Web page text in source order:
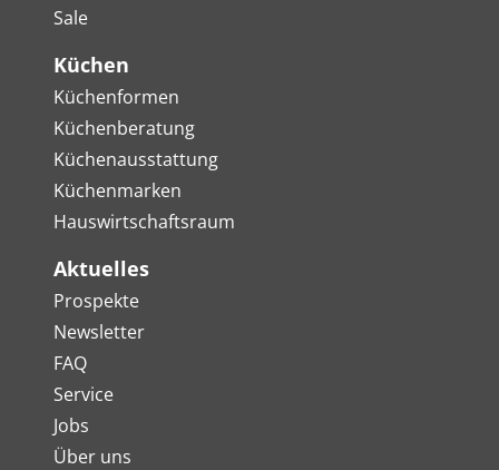
Sale
Küchen
Küchenformen
Küchenberatung
Küchenausstattung
Küchenmarken
Hauswirtschaftsraum
Aktuelles
Prospekte
Newsletter
FAQ
Service
Jobs
Über uns